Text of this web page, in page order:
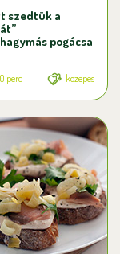
szedtük a
pogácsa
perc közepes